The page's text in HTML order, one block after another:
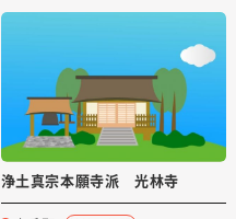
浄土真宗本願寺派 光林寺